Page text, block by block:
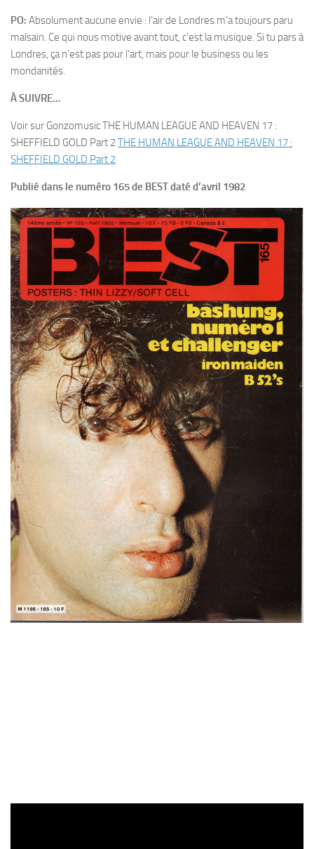
PO: Absolument aucune envie : l’air de Londres m’a toujours paru
malsain. Ce qui nous motive avant tout, c’est la musique. Si tu pars à
Londres, ça n’est pas pour l’art, mais pour le business ou les
mondanités.
À SUIVRE…
Voir sur Gonzomusic THE HUMAN LEAGUE AND HEAVEN 17 :
SHEFFIELD GOLD Part 2THE HUMAN LEAGUE AND HEAVEN 17 :
SHEFFIELD GOLD Part 2
Publié dans le numéro 165 de BEST daté d’avril 1982